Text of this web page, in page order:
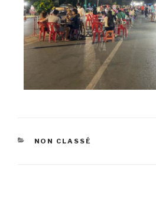
NON CLASSÉ